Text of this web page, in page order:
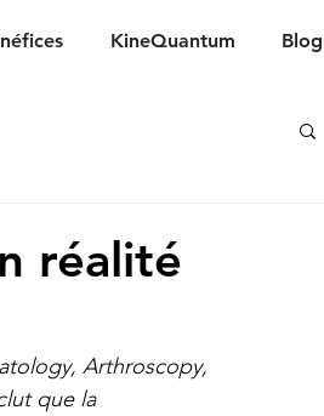
KineQuantum Blog
réalité
Arthroscopy,
que la